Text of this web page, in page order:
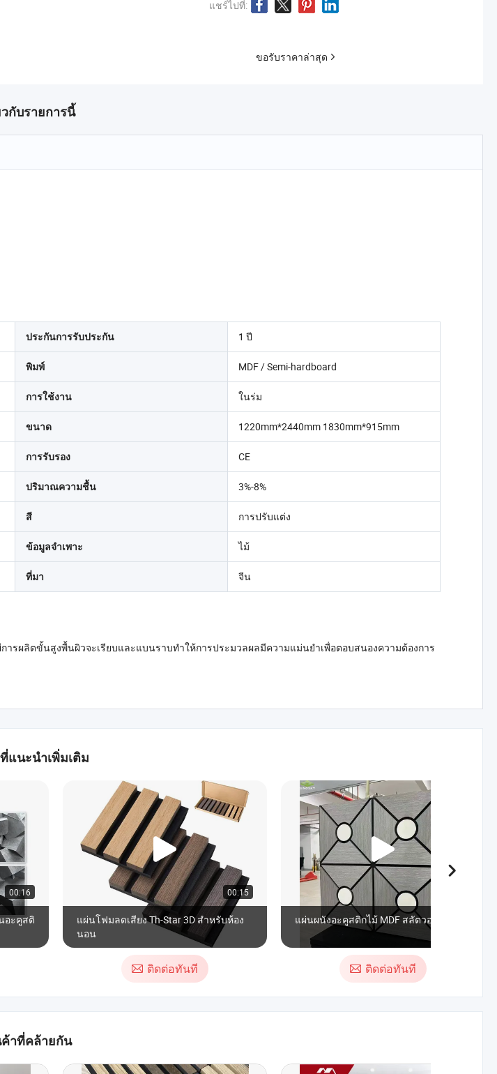
แชร์ไปที่:
ขอรับราคาล่าสุด
วกับรายการนี้
ประกันการรับประกัน 1 ปี
พิมพ์ MDF / Semi-hardboard
การใช้งาน ในร่ม
ขนาด 1220mm*2440mm 1830mm*915mm
การรับรอง CE
ปริมาณความชื้น 3%-8%
สี การปรับแต่ง
ข้อมูลจำเพาะ ไม้
ที่มา จีน
รผลิตขั้นสูงพื้นผิวจะเรียบและแบนราบทำให้การประมวลผลมีความแม่นยำเพื่อตอบสนองความต้องการ
แนะนำเพิ่มเติม
00:16
อะคูสติ
00:15
แผ่นโฟมลดเสียง Th-Star 3D สำหรับห้อง
นอน
ติดต่อทันที
แผ่นผนังอะคูสติกไม้ MDF สลัตวอลนัท
ติดต่อทันที
าที่คล้ายกัน